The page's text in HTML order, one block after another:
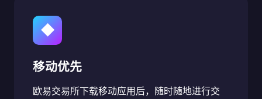
◆
移动优先
欧易交易所下载移动应用后，随时随地进行交